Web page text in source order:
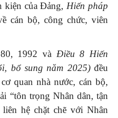
kiện của Đảng, Hiến pháp
cán bộ, công chức, viên
1992 và Điều 8 Hiến
bổ sung năm 2025)đều
quan nhà nước, cán bộ,
“tôn trọng Nhân dân, tận
hệ chặt chẽ với Nhân